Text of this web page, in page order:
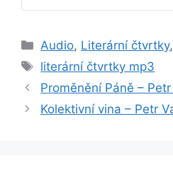
Rubriky
Audio, Literární čtvrtky,
Štítky
literární čtvrtky mp3
Proměnění Páně –
Kolektivní vina – Petr